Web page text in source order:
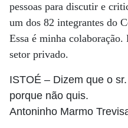
pessoas para discutir e
um dos 82 integrantes do
Essa é minha
setor privado.
ISTOÉ – Dizem que o
porque não quis.
Antoninho Marmo